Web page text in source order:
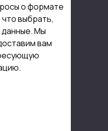
о формате
выбрать,
данные. Мы
вам